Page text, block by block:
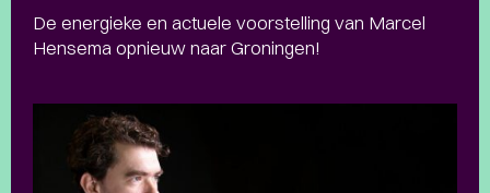
De energieke en actuele voorstelling van Marcel
Hensema opnieuw naar Groningen!